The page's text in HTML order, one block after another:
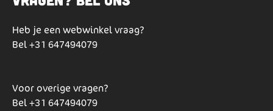
Heb je een webwinkel vraag?
Bel+31 647494079
Voor overige vragen?
Bel+31 647494079